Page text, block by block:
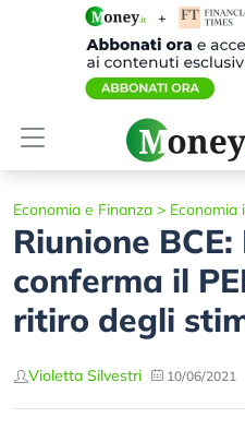
Economia e Finanza > Economia
Riunione
conferma il
ritiro degli
Violetta Silvestri 10/06/2021